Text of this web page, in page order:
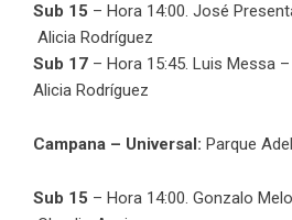
Sub 15 – Hora 14:00. José
Alicia Rodríguez
Sub 17 – Hora 15:45. Luis Messa
Alicia Rodríguez
Campana – Universal: Parque
Sub 15 – Hora 14:00. Gonzalo